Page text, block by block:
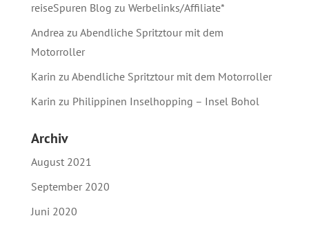
reiseSpuren Blog zu Werbelinks/Affiliate*
Andrea zu Abendliche Spritztour mit dem
Motorroller
Karin zu Abendliche Spritztour mit dem Motorroller
Karin zu Philippinen Inselhopping – Insel Bohol
Archiv
August 2021
September 2020
Juni 2020